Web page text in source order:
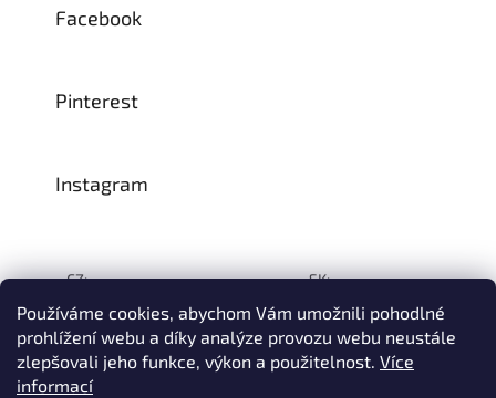
Používáme cookies, abychom Vám umožnili pohodlné
prohlížení webu a díky analýze provozu webu neustále
zlepšovali jeho funkce, výkon a použitelnost. Více
informací
Facebook
Pinterest
Instagram
CZ: SK:
Vytvořil Shoptet